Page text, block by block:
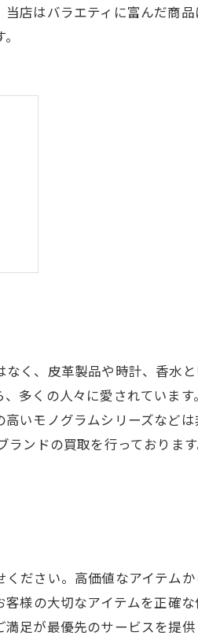
店はバラエティに富んだ商
く、皮革製品や時計、香水
多くの人々に愛されています
いモノグラムシリーズなど
ンドの買取を行っております
ださい。高価値なアイテム
様の大切なアイテムを正確
足が最優先のサービスを提供